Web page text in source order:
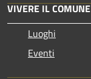
VIVERE IL COMUNE
Luoghi
Eventi